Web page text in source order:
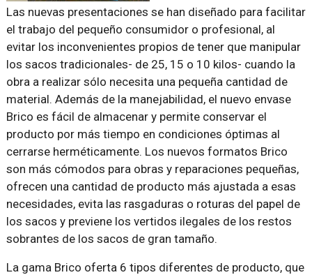
Las nuevas presentaciones se han diseñado para facilitar
el trabajo del pequeño consumidor o profesional, al
evitar los inconvenientes propios de tener que manipular
los sacos tradicionales- de 25, 15 o 10 kilos- cuando la
obra a realizar sólo necesita una pequeña cantidad de
material. Además de la manejabilidad, el nuevo envase
Brico es fácil de almacenar y permite conservar el
producto por más tiempo en condiciones óptimas al
cerrarse herméticamente. Los nuevos formatos Brico
son más cómodos para obras y reparaciones pequeñas,
ofrecen una cantidad de producto más ajustada a esas
necesidades, evita las rasgaduras o roturas del papel de
los sacos y previene los vertidos ilegales de los restos
sobrantes de los sacos de gran tamaño.
La gama Brico oferta 6 tipos diferentes de producto, que